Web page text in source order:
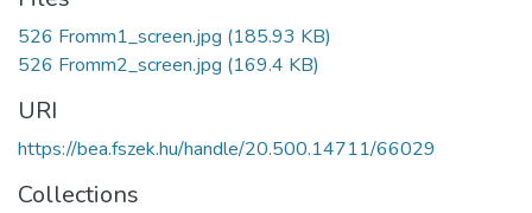
526 Fromm1_screen.jpg (185.93 KB)
526 Fromm2_screen.jpg (169.4 KB)
URI
https://bea.fszek.hu/handle/20.500.14711/66029
Collections